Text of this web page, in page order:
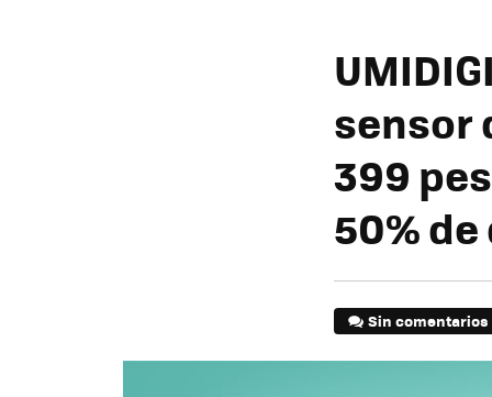
sensor
399
50%
Sin comentarios